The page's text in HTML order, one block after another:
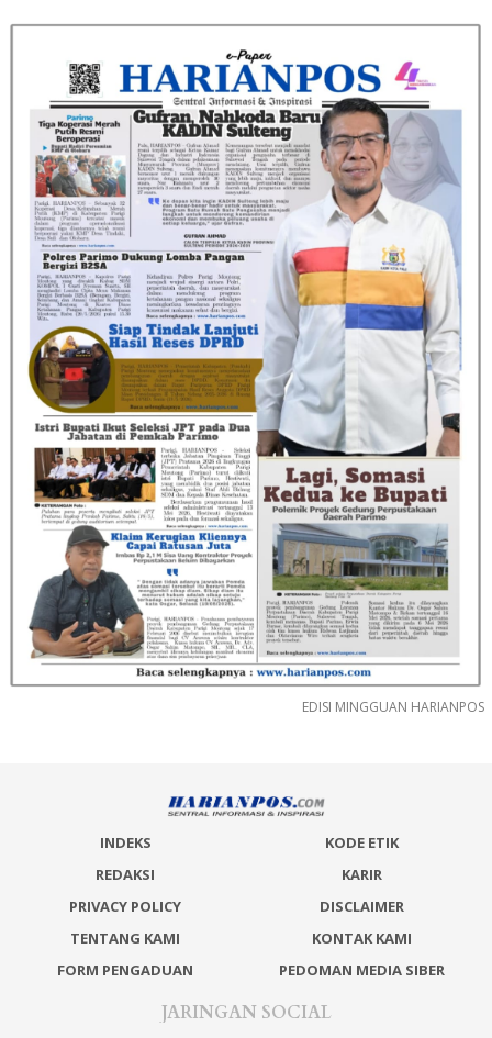
EDISI MINGGUAN HARIANPOS
INDEKS
KODE ETIK
REDAKSI
KARIR
PRIVACY POLICY
DISCLAIMER
TENTANG KAMI
KONTAK KAMI
FORM PENGADUAN
PEDOMAN MEDIA SIBER
JARINGAN SOCIAL